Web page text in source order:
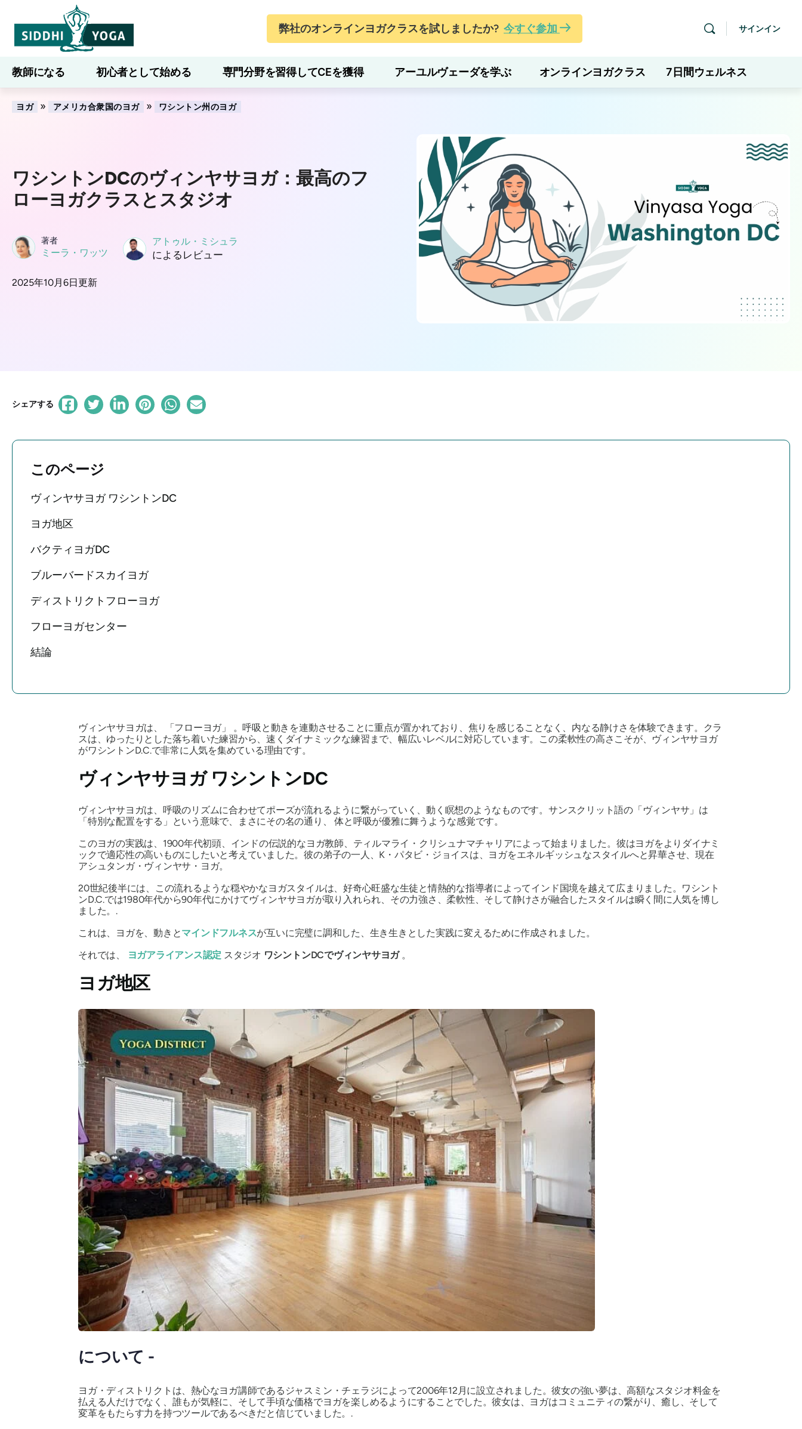
弊社のオンラインヨガクラスを試しましたか? 今すぐ参加 サインイン
教師になる 初心者として始める 専門分野を習得してCEを獲得 アーユルヴェーダを学ぶ オンラインヨガクラス 7日間ウェルネス
ブログ 学ぶ
ヨガ » アメリカ合衆国のヨガ » ワシントン州のヨガ
ワシントンDCのヴィンヤサヨガ：最高のフ
ローヨガクラスとスタジオ
著者
ミーラ・ワッツ
アトゥル・ミシュラ
によるレビュー
2025年10月6日更新
シェアする
このページ
ヴィンヤサヨガ ワシントンDC
ヨガ地区
バクティヨガDC
ブルーバードスカイヨガ
ディストリクトフローヨガ
フローヨガセンター
結論
ヴィンヤサヨガは、 「フローヨガ」
。呼吸と動きを連動させることに重点が置かれており、焦りを感じることなく、内なる静けさを体験できます。クラ
スは、ゆったりとした落ち着いた練習から、速くダイナミックな練習まで、幅広いレベルに対応しています。この柔軟性の高さこそが、ヴィンヤサヨガ
がワシントンD.C.で非常に人気を集めている理由です。
ヴィンヤサヨガ ワシントンDC
ヴィンヤサヨガは、呼吸のリズムに合わせてポーズが流れるように繋がっていく、動く瞑想のようなものです。サンスクリット語の「ヴィンヤサ」は
「特別な配置をする」という意味で、まさにその名の通り、体と呼吸が優雅に舞うような感覚です。
このヨガの実践は、1900年代初頭、インドの伝説的なヨガ教師、ティルマライ・クリシュナマチャリアによって始まりました。彼はヨガをよりダイナミ
ックで適応性の高いものにしたいと考えていました。彼の弟子の一人、K・パタビ・ジョイスは、ヨガをエネルギッシュなスタイルへと昇華させ、現在
アシュタンガ・ヴィンヤサ・ヨガ。
20世紀後半には、この流れるような穏やかなヨガスタイルは、好奇心旺盛な生徒と情熱的な指導者によってインド国境を越えて広まりました。ワシント
ンD.C.では1980年代から90年代にかけてヴィンヤサヨガが取り入れられ、その力強さ、柔軟性、そして静けさが融合したスタイルは瞬く間に人気を博し
ました。.
これは、ヨガを、動きとマインドフルネスが互いに完璧に調和した、生き生きとした実践に変えるために作成されました。
それでは、
ヨガアライアンス認定 スタジオ ワシントンDCでヴィンヤサヨガ。
ヨガ地区
について -
ヨガ・ディストリクトは、熱心なヨガ講師であるジャスミン・チェラジによって2006年12月に設立されました。彼女の強い夢は、高額なスタジオ料金を
払える人だけでなく、誰もが気軽に、そして手頃な価格でヨガを楽しめるようにすることでした。彼女は、ヨガはコミュニティの繋がり、癒し、そして
変革をもたらす力を持つツールであるべきだと信じていました。.